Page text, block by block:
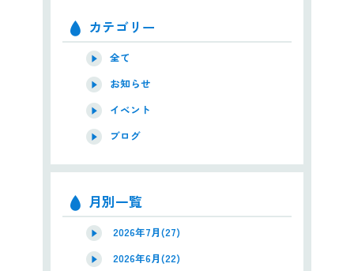
カテゴリー
全て
お知らせ
イベント
ブログ
月別一覧
2026年7月(27)
2026年6月(22)